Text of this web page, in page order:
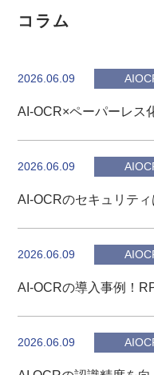
コラム
2026.06.09
AI-OCR×ペーパーレス
2026.06.09
AI-OCRのセキュリテ
2026.06.09
AI-OCRの導入事例！
2026.06.09